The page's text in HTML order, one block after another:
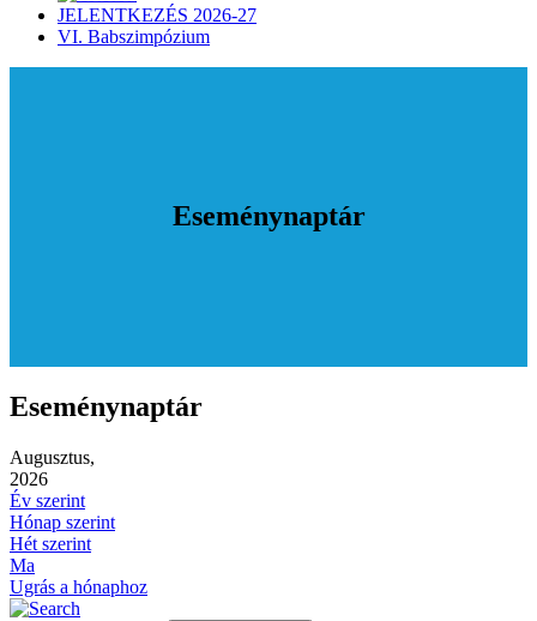
JELENTKEZÉS 2026-27
VI. Babszimpózium
Eseménynaptár
Eseménynaptár
Augusztus,
2026
Év szerint
Hónap szerint
Hét szerint
Ma
Ugrás a hónaphoz